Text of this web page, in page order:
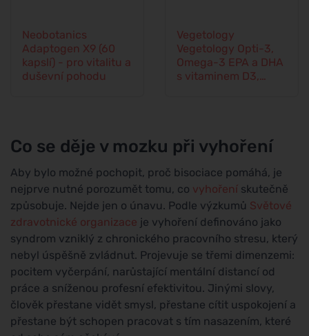
Neobotanics
Adaptogen X9 (60
kapslí) - pro vitalitu a
duševní pohodu
Vegetology
Vegetology Opti-3,
Omega-3 EPA a DHA
s vitaminem D3,
Co se děje v mozku při vyhoření
Aby bylo možné pochopit, proč bisociace pomáhá, je
nejprve nutné porozumět tomu, co vyhoření skutečně
způsobuje. Nejde jen o únavu. Podle výzkumů Světové
zdravotnické organizace je vyhoření definováno jako
syndrom vzniklý z chronického pracovního stresu, který
nebyl úspěšně zvládnut. Projevuje se třemi dimenzemi:
pocitem vyčerpání, narůstající mentální distancí od
práce a sníženou profesní efektivitou. Jinými slovy,
člověk přestane vidět smysl, přestane cítit uspokojení a
přestane být schopen pracovat s tím nasazením, které